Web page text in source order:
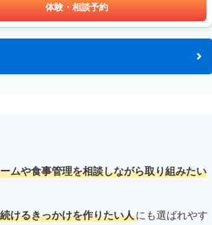
体験・相談予約
ムや食事管理を相談しながら取り組みたい
けるきっかけを作りたい人にも選ばれやす